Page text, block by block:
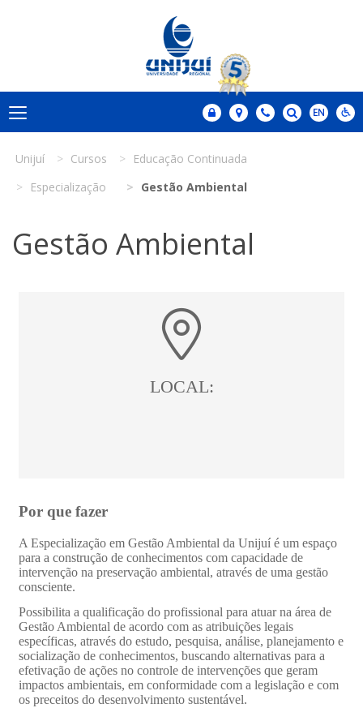
Unijuí Cursos
Educação Continuada
Especialização
Gestão Ambiental
Gestão Ambiental